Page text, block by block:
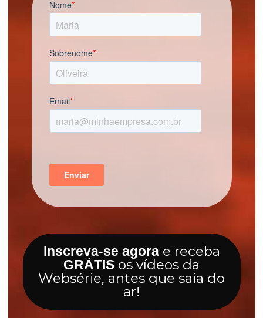
Inscreva-se agorae receba
GRÁTIS os vídeos da
Websérie, antes que saia do
ar!